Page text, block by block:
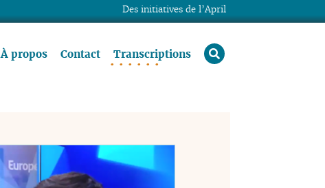
À propos Contact Transcriptions rechercher
Des initiatives de l’April